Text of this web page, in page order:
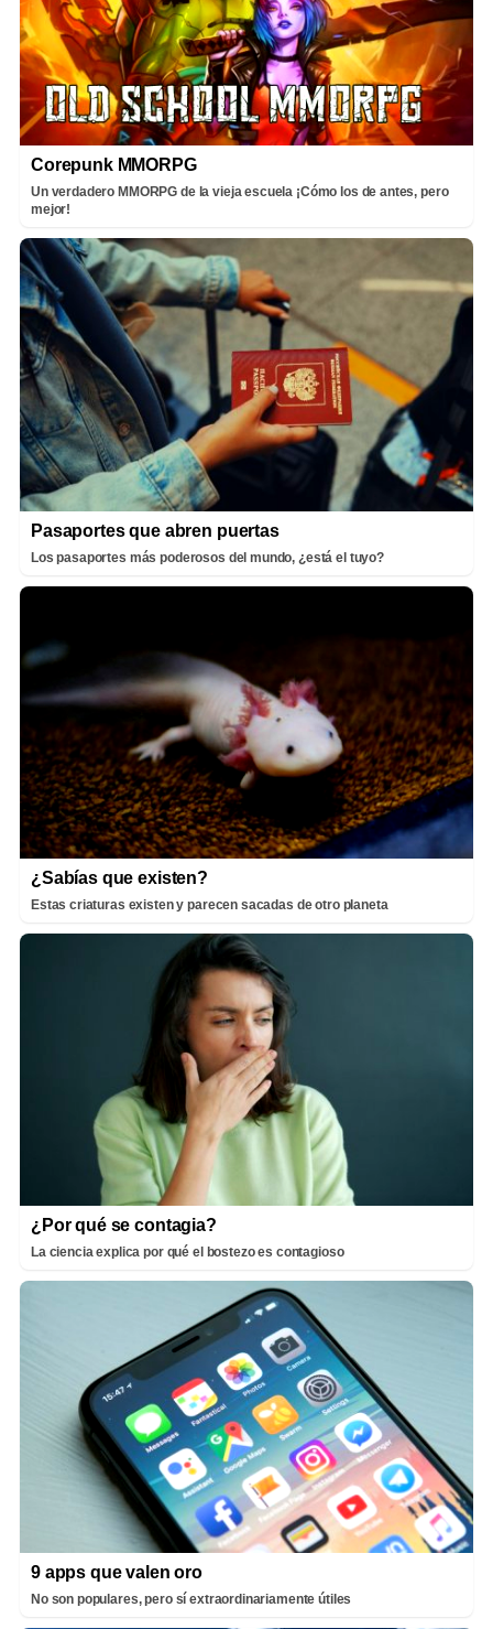
Corepunk MMORPG
Un verdadero MMORPG de la vieja escuela ¡Cómo los de antes, pero
mejor!
Pasaportes que abren puertas
Los pasaportes más poderosos del mundo, ¿está el tuyo?
¿Sabías que existen?
Estas criaturas existen y parecen sacadas de otro planeta
¿Por qué se contagia?
La ciencia explica por qué el bostezo es contagioso
9 apps que valen oro
No son populares, pero sí extraordinariamente útiles